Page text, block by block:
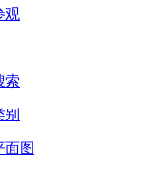
观
索
别
面图